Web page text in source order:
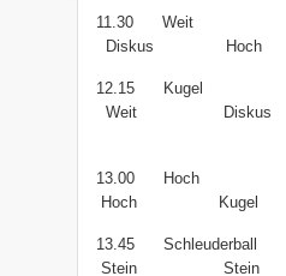
11.30 Weit
Diskus Hoch
12.15 Kugel
Weit
Diskus
13.00
Hoch Kugel
13.45
Stein Stein